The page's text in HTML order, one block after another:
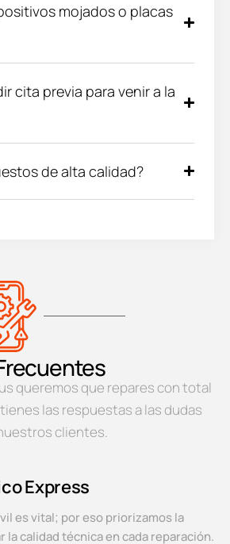
mojados o placas
cita previa para venir a la
de alta calidad?
queremos que repares con total
las respuestas a las dudas
clientes.
Express
es vital; por eso priorizamos la
la calidad técnica en cada reparación.